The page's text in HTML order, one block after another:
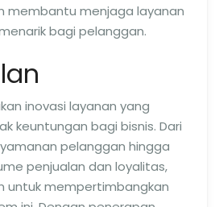
membantu menjaga layanan
bagi pelanggan.
inovasi layanan yang
keuntungan bagi bisnis. Dari
pelanggan hingga
penjualan dan loyalitas,
untuk mempertimbangkan